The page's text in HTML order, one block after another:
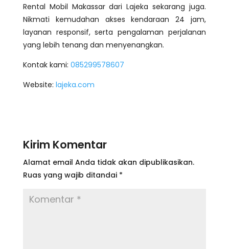
Rental Mobil Makassar dari Lajeka sekarang juga.
Nikmati kemudahan akses kendaraan 24 jam,
layanan responsif, serta pengalaman perjalanan
yang lebih tenang dan menyenangkan.
Kontak kami: 085299578607
Website: lajeka.com
Kirim Komentar
Alamat email Anda tidak akan dipublikasikan.
Ruas yang wajib ditandai *